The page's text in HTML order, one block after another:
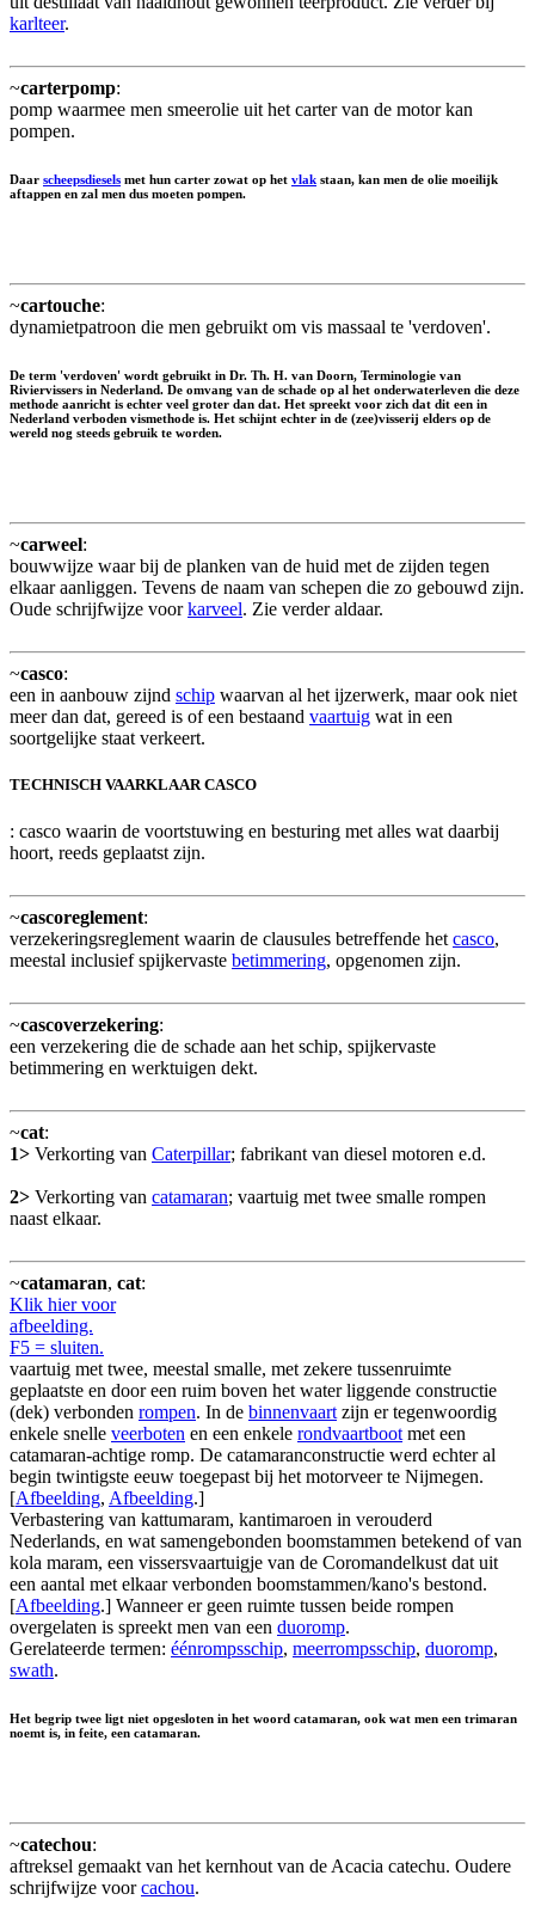
karlteer.
~carterpomp:
pomp waarmee men smeerolie uit het carter van de motor kan
pompen.
Daar scheepsdiesels met hun carter zowat op het vlak staan, kan men de olie moeilijk
aftappen en zal men dus moeten pompen.
~cartouche:
dynamietpatroon die men gebruikt om vis massaal te 'verdoven'.
De term 'verdoven' wordt gebruikt in Dr. Th. H. van Doorn, Terminologie van
Riviervissers in Nederland. De omvang van de schade op al het onderwaterleven die deze
methode aanricht is echter veel groter dan dat. Het spreekt voor zich dat dit een in
Nederland verboden vismethode is. Het schijnt echter in de (zee)visserij elders op de
wereld nog steeds gebruik te worden.
~carweel:
bouwwijze waar bij de planken van de huid met de zijden tegen
elkaar aanliggen. Tevens de naam van schepen die zo gebouwd zijn.
Oude schrijfwijze voorkarveel. Zie verder aldaar.
~casco:
een in aanbouw zijnd schip waarvan al het ijzerwerk, maar ook niet
meer dan dat, gereed is of een bestaand vaartuig wat in een
soortgelijke staat verkeert.
TECHNISCH VAARKLAAR CASCO
: casco waarin de voortstuwing en besturing met alles wat daarbij
hoort, reeds geplaatst zijn.
~cascoreglement:
verzekeringsreglement waarin de clausules betreffende het casco,
meestal inclusief spijkervaste betimmering, opgenomen zijn.
~cascoverzekering:
een verzekering die de schade aan het schip, spijkervaste
betimmering en werktuigen dekt.
~cat:
1> Verkorting van Caterpillar; fabrikant van diesel motoren e.d.
2> Verkorting van catamaran; vaartuig met twee smalle rompen
naast elkaar.
~catamaran, cat:
Klik hier voor
afbeelding.
F5 = sluiten.
vaartuig met twee, meestal smalle, met zekere tussenruimte
geplaatste en door een ruim boven het water liggende constructie
(dek) verbonden rompen. In de binnenvaart zijn er tegenwoordig
enkele snelle veerboten en een enkele rondvaartboot met een
catamaran-achtige romp. De catamaranconstructie werd echter al
begin twintigste eeuw toegepast bij het motorveer te Nijmegen.
[Afbeelding, Afbeelding.]
Verbastering van kattumaram, kantimaroen in verouderd
Nederlands, en wat samengebonden boomstammen betekend of van
kola maram, een vissersvaartuigje van de Coromandelkust dat uit
een aantal met elkaar verbonden boomstammen/kano's bestond.
[Afbeelding.] Wanneer er geen ruimte tussen beide rompen
overgelaten is spreekt men van een duoromp.
Gerelateerde termen: éénrompsschip, meerrompsschip, duoromp,
swath.
Het begrip twee ligt niet opgesloten in het woord catamaran, ook wat men een trimaran
noemt is, in feite, een catamaran.
~catechou:
aftreksel gemaakt van het kernhout van de Acacia catechu. Oudere
schrijfwijze voorcachou.